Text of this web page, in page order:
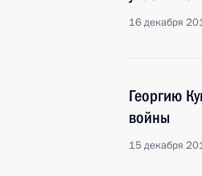
16 декабря
Георгию
войны
15 декабря